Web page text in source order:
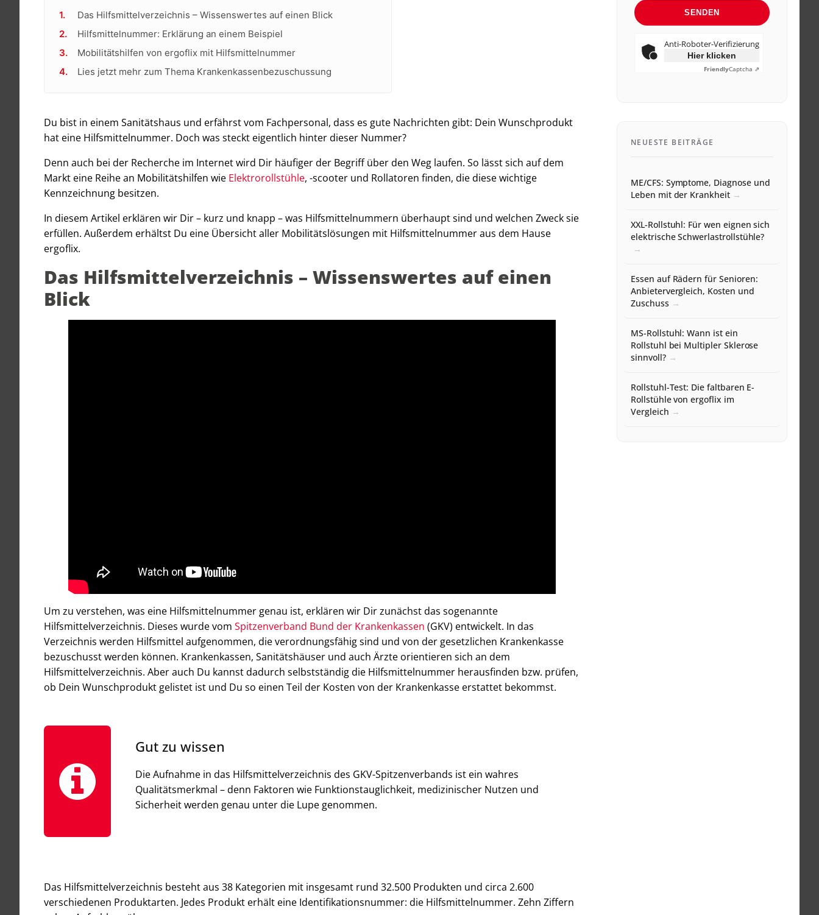
Das Hilfsmittelverzeichnis – Wissenswertes auf einen Blick
Hilfsmittelnummer: Erklärung an einem Beispiel
Mobilitätshilfen von ergoflix mit Hilfsmittelnummer
Lies jetzt mehr zum Thema Krankenkassenbezuschussung
Du bist in einem Sanitätshaus und erfährst vom Fachpersonal, dass es gute Nachrichten gibt: Dein Wunschprodukt
hat eine Hilfsmittelnummer. Doch was steckt eigentlich hinter dieser Nummer?
Denn auch bei der Recherche im Internet wird Dir häufiger der Begriff über den Weg laufen. So lässt sich auf dem
Markt eine Reihe an Mobilitätshilfen wie Elektrorollstühle, -scooter und Rollatoren finden, die diese wichtige
Kennzeichnung besitzen.
In diesem Artikel erklären wir Dir – kurz und knapp – was Hilfsmittelnummern überhaupt sind und welchen Zweck sie
erfüllen. Außerdem erhältst Du eine Übersicht aller Mobilitätslösungen mit Hilfsmittelnummer aus dem Hause
ergoflix.
Das Hilfsmittelverzeichnis – Wissenswertes auf einen
Blick
Um zu verstehen, was eine Hilfsmittelnummer genau ist, erklären wir Dir zunächst das sogenannte
Hilfsmittelverzeichnis. Dieses wurde vom Spitzenverband Bund der Krankenkassen (GKV) entwickelt. In das
Verzeichnis werden Hilfsmittel aufgenommen, die verordnungsfähig sind und von der gesetzlichen Krankenkasse
bezuschusst werden können. Krankenkassen, Sanitätshäuser und auch Ärzte orientieren sich an dem
Hilfsmittelverzeichnis. Aber auch Du kannst dadurch selbstständig die Hilfsmittelnummer herausfinden bzw. prüfen,
ob Dein Wunschprodukt gelistet ist und Du so einen Teil der Kosten von der Krankenkasse erstattet bekommst.
Gut zu wissen
Die Aufnahme in das Hilfsmittelverzeichnis des GKV-Spitzenverbands ist ein wahres
Qualitätsmerkmal – denn Faktoren wie Funktionstauglichkeit, medizinischer Nutzen und
Sicherheit werden genau unter die Lupe genommen.
Das Hilfsmittelverzeichnis besteht aus 38 Kategorien mit insgesamt rund 32.500 Produkten und circa 2.600
verschiedenen Produktarten. Jedes Produkt erhält eine Identifikationsnummer: die Hilfsmittelnummer. Zehn Ziffern
SENDEN
Anti-Roboter-Verifizierung
Hier klicken
FriendlyCaptcha ⇗
NEUESTE BEITRÄGE
ME/CFS: Symptome, Diagnose und
Leben mit der Krankheit
XXL-Rollstuhl: Für wen eignen sich
elektrische Schwerlastrollstühle?
Essen auf Rädern für Senioren:
Anbietervergleich, Kosten und
Zuschuss
MS-Rollstuhl: Wann ist ein
Rollstuhl bei Multipler Sklerose
sinnvoll?
Rollstuhl-Test: Die faltbaren E-
Rollstühle von ergoflix im
Vergleich